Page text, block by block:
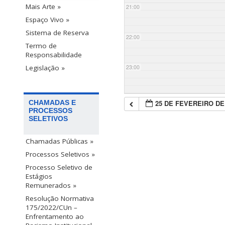
Mais Arte »
Espaço Vivo »
Sistema de Reserva
Termo de
Responsabilidade
Legislação »
CHAMADAS E
PROCESSOS
SELETIVOS
Chamadas Públicas »
Processos Seletivos »
Processo Seletivo de
Estágios
Remunerados »
Resolução Normativa
175/2022/CUn –
Enfrentamento ao
21:00
22:00
23:00
25 DE FEVEREIRO